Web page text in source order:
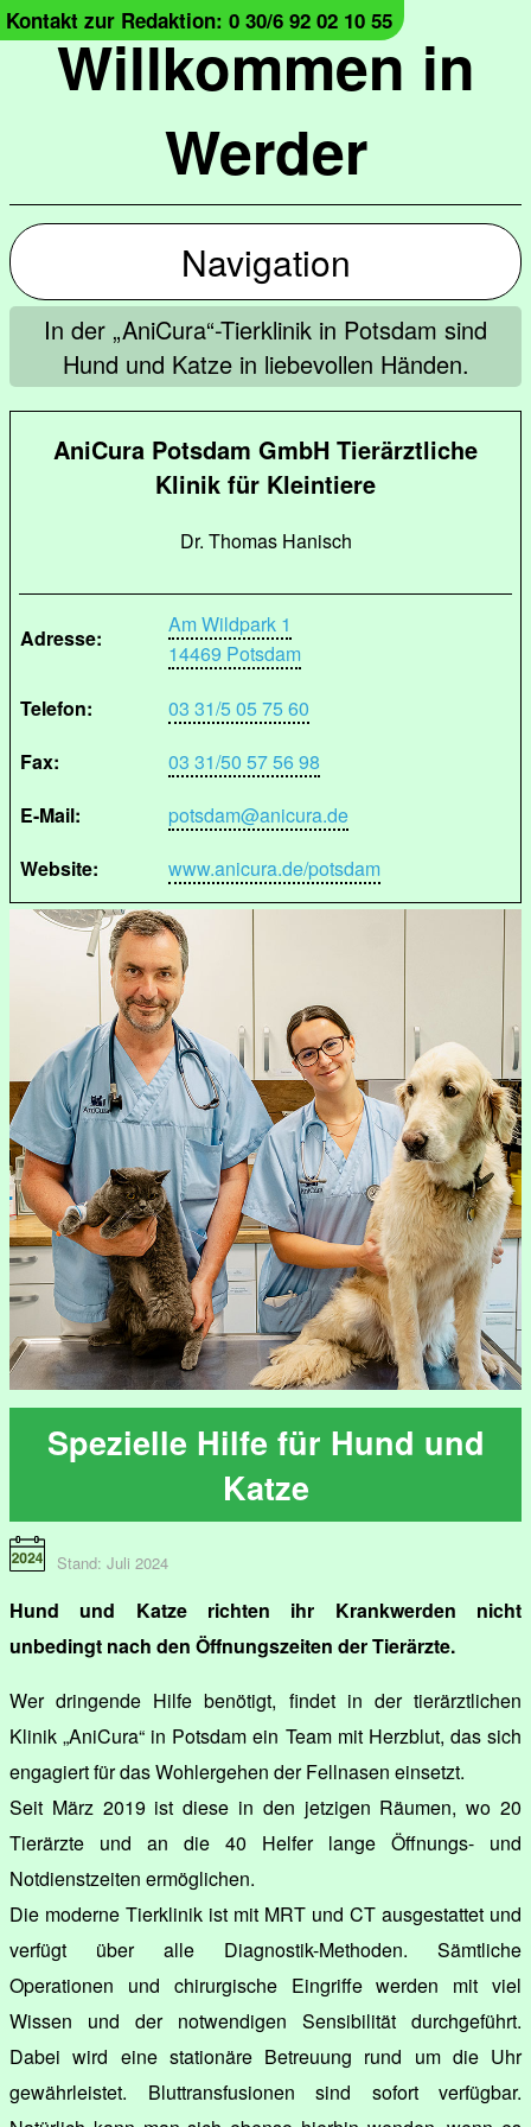
Willkommen in
Werder
Kontakt zur Redaktion: 0 30/6 92 02 10 55
Navigation
In der „AniCura“-Tierklinik in Potsdam sind
Hund und Katze in liebevollen Händen.
AniCura Potsdam GmbH Tierärztliche
Klinik für Kleintiere
Dr. Thomas Hanisch
Adresse:
Am Wildpark 1
14469 Potsdam
Telefon:
03 31/5 05 75 60
Fax:
03 31/50 57 56 98
E-Mail:
potsdam@anicura.de
Website:
www.anicura.de/potsdam
Spezielle Hilfe für Hund und
Katze
Stand: Juli 2024
Hund und Katze richten ihr Krankwerden nicht
unbedingt nach den Öffnungszeiten der Tierärzte.
Wer dringende Hilfe benötigt, findet in der tierärztlichen
Klinik „AniCura“ in Potsdam ein Team mit Herzblut, das sich
engagiert für das Wohlergehen der Fellnasen einsetzt.
Seit März 2019 ist diese in den jetzigen Räumen, wo 20
Tierärzte und an die 40 Helfer lange Öffnungs- und
Notdienstzeiten ermöglichen.
Die moderne Tierklinik ist mit MRT und CT ausgestattet und
verfügt über alle Diagnostik-Methoden. Sämtliche
Operationen und chirurgische Eingriffe werden mit viel
Wissen und der notwendigen Sensibilität durchgeführt.
Dabei wird eine stationäre Betreuung rund um die Uhr
gewährleistet. Bluttransfusionen sind sofort verfügbar.